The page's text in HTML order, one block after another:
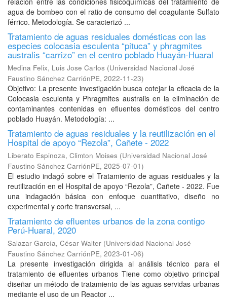
agua de bombeo con el ratio de consumo del coagulante Sulfato
férrico. Metodología. Se caracterizó ...
Tratamiento de aguas residuales domésticas con las
especies colocasia esculenta “pituca” y phragmites
australis “carrizo” en el centro poblado Huayán-Huaral
Medina Felix, Luis Jose Carlos (Universidad Nacional José
Faustino Sánchez CarriónPE, 2022-11-23)
Objetivo: La presente investigación busca cotejar la eficacia de la
Colocasia esculenta y Phragmites australis en la eliminación de
contaminantes contenidas en efluentes domésticos del centro
poblado Huayán. Metodología: ...
Tratamiento de aguas residuales y la reutilización en el
Hospital de apoyo “Rezola”, Cañete - 2022
Liberato Espinoza, Climton Moises (Universidad Nacional José
Faustino Sánchez CarriónPE, 2025-07-01)
El estudio indagó sobre el Tratamiento de aguas residuales y la
reutilización en el Hospital de apoyo “Rezola”, Cañete - 2022. Fue
una indagación básica con enfoque cuantitativo, diseño no
experimental y corte transversal, ...
Tratamiento de efluentes urbanos de la zona contigo
Perú-Huaral, 2020
Salazar García, César Walter (Universidad Nacional José
Faustino Sánchez CarriónPE, 2023-01-06)
La presente investigación dirigida al análisis técnico para el
tratamiento de efluentes urbanos Tiene como objetivo principal
diseñar un método de tratamiento de las aguas servidas urbanas
mediante el uso de un Reactor ...